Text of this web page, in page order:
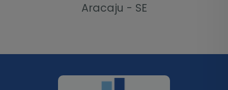
Aracaju - SE